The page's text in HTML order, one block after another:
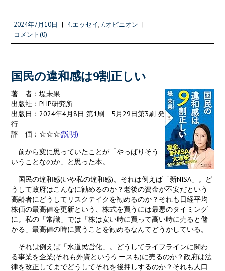
b
o
k
itt e ai
2024年7月10日 | 4.エッセイ, 7.オピニオン |
コメント(0)
国民の違和感は9割正しい
著 者：堤未果
出版社：PHP研究所
出版日：2024年4月8日 第1刷 5月29日第3刷 発
行
評 価：☆☆☆(説明)
前から変に思っていたことが「やっぱりそう
いうことなのか」と思った本。
国民の違和感(いや私の違和感)。それは例えば「新NISA」。ど
うして政府はこんなに勧めるのか？老後の資金が不安だという
高齢者にどうしてリスクテイクを勧めるのか？それも日経平均
株価の最高値を更新という、株式を買うには最悪のタイミング
に。私の「常識」では「株は安い時に買って高い時に売ると儲
かる」最高値の時に買うことを勧めるなんてどうかしている。
それは例えば「水道民営化」。どうしてライフラインに関わ
る事業を企業(それも外資というケースも)に売るのか？政府は法
律を改正してまでどうしてそれを後押しするのか？それも人口